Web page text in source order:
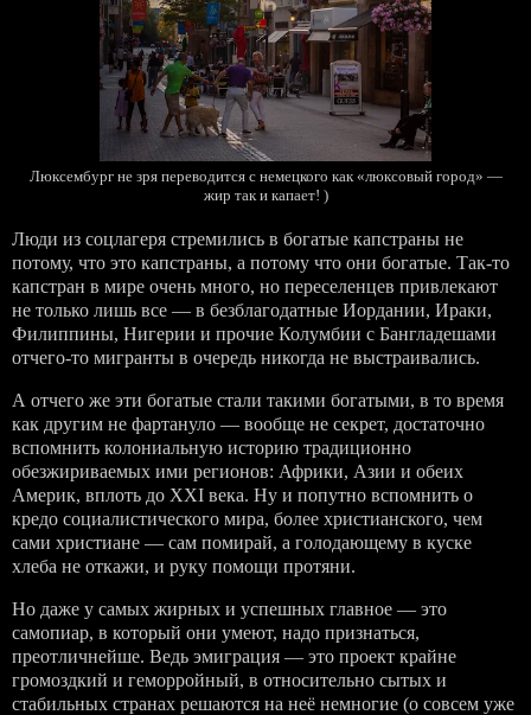
Люксембург не зря переводится с немецкого как «люксовый город» —
жир так и капает! )
Люди из соцлагеря стремились в богатые капстраны не
потому, что это капстраны, а потому что они богатые. Так-то
капстран в мире очень много, но переселенцев привлекают
не только лишь все — в безблагодатные Иордании, Ираки,
Филиппины, Нигерии и прочие Колумбии с Бангладешами
отчего-то мигранты в очередь никогда не выстраивались.
А отчего же эти богатые стали такими богатыми, в то время
как другим не фартануло — вообще не секрет, достаточно
вспомнить колониальную историю традиционно
обезжириваемых ими регионов: Африки, Азии и обеих
Америк, вплоть до XXI века. Ну и попутно вспомнить о
кредо социалистического мира, более христианского, чем
сами христиане — сам помирай, а голодающему в куске
хлеба не откажи, и руку помощи протяни.
Но даже у самых жирных и успешных главное — это
самопиар, в который они умеют, надо признаться,
преотличнейше. Ведь эмиграция — это проект крайне
громоздкий и геморройный, в относительно сытых и
стабильных странах решаются на неё немногие (о совсем уже